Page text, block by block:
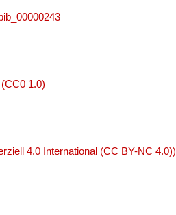
1.0)
4.0 International (CC BY-NC 4.0))